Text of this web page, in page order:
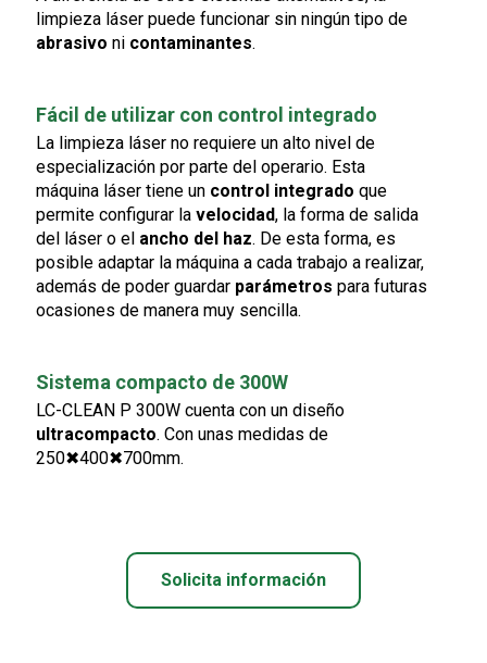
limpieza láser puede funcionar sin ningún tipo de
abrasivo ni contaminantes.
Fácil de utilizar con control integrado
La limpieza láser no requiere un alto nivel de
especialización por parte del operario. Esta
máquina láser tiene un control integrado que
permite configurar la velocidad, la forma de salida
del láser o el ancho del haz. De esta forma, es
posible adaptar la máquina a cada trabajo a realizar,
además de poder guardar parámetros para futuras
ocasiones de manera muy sencilla.
Sistema compacto de 300W
LC-CLEAN P 300W cuenta con un diseño
ultracompacto. Con unas medidas de
250✖400✖700mm.
Solicita información